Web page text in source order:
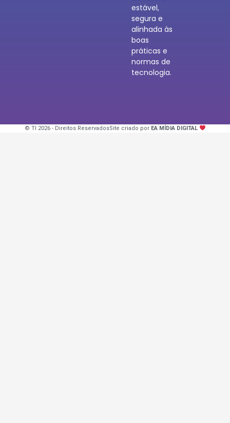
estável,
segura e
alinhada às
boas
práticas e
normas de
tecnologia.
© TI 2026 - Direitos ReservadosSite criado por EA MÍDIA DIGITAL